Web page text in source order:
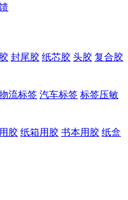
封尾胶 纸芯胶 头胶 复合胶
流标签 汽车标签 标签压敏
胶 纸箱用胶 书本用胶 纸盒